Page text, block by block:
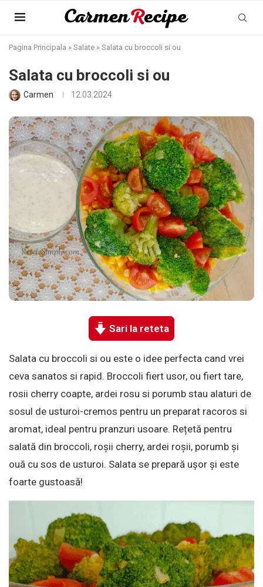
Pagina Principala » Salate » Salata cu broccoli si ou
Salata cu broccoli si ou
Carmen 12.03.2024
Sari la reteta
Salata cu broccoli si ou este o idee perfecta cand vrei
ceva sanatos si rapid. Broccoli fiert usor, ou fiert tare,
rosii cherry coapte, ardei rosu si porumb stau alaturi de
sosul de usturoi-cremos pentru un preparat racoros si
aromat, ideal pentru pranzuri usoare. Rețetă pentru
salată din broccoli, roșii cherry, ardei roșii, porumb și
ouă cu sos de usturoi. Salata se prepară ușor și este
foarte gustoasă!